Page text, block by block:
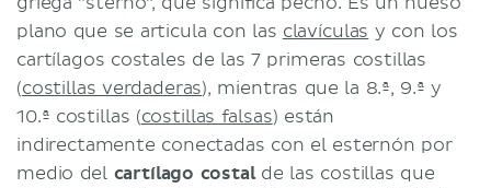
plano que se articula con las clavículas y con los
cartílagos costales de las 7 primeras costillas
(costillas verdaderas), mientras que la 8.ª, 9.ª y
10.ª costillas (costillas falsas) están
indirectamente conectadas con el esternón por
medio del cartílago costalde las costillas que